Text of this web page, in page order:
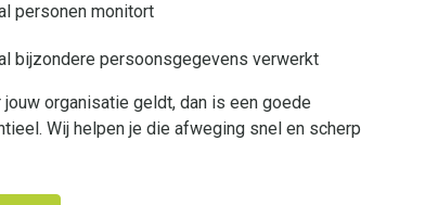
personen monitort
bijzondere persoonsgegevens verwerkt
organisatie geldt, dan is een goede
Wij helpen je die afweging snel en scherp